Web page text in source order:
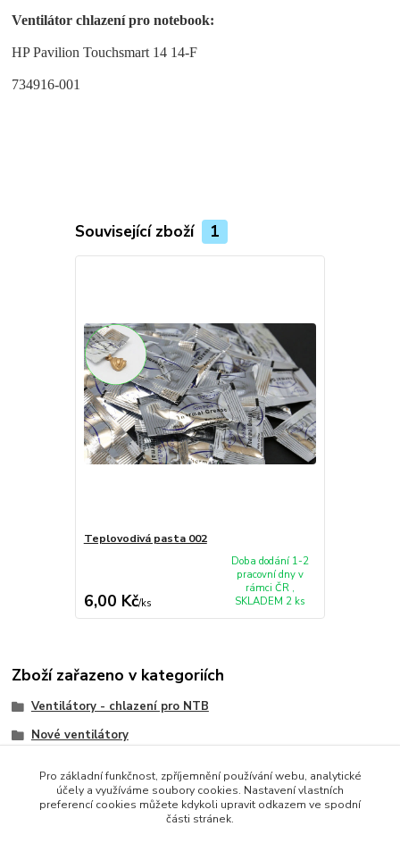
Ventilátor chlazení pro notebook:
HP Pavilion Touchsmart 14 14-F
734916-001
Související zboží 1
Teplovodivá pasta 002
6,00 Kč/ks
Doba dodání 1-2
pracovní dny v
rámci ČR ,
SKLADEM 2 ks
Zboží zařazeno v kategoriích
Ventilátory - chlazení pro NTB
Nové ventilátory
Pro základní funkčnost, zpříjemnění používání webu, analytické
účely a využíváme soubory cookies. Nastavení vlastních
preferencí cookies můžete kdykoli upravit odkazem ve spodní
části stránek.